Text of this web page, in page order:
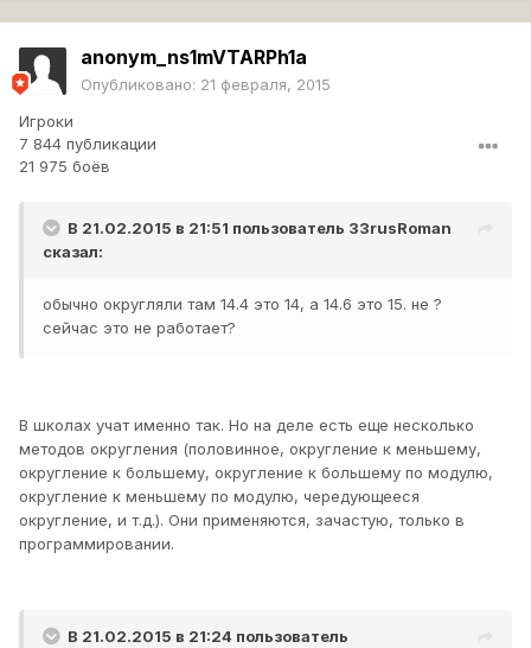
anonym_ns1mVTARPh1a
Опубликовано: 21 февраля, 2015
Игроки
7 844 публикации
21 975 боёв
В 21.02.2015 в 21:51 пользователь 33rusRoman
сказал:
обычно округляли там 14.4 это 14, а 14.6 это 15. не ?
сейчас это не работает?
В школах учат именно так. Но на деле есть еще несколько
методов округления (половинное, округление к меньшему,
округление к большему, округление к большему по модулю,
округление к меньшему по модулю, чередующееся
округление, и т.д.). Они применяются, зачастую, только в
программировании.
В 21.02.2015 в 21:24 пользователь